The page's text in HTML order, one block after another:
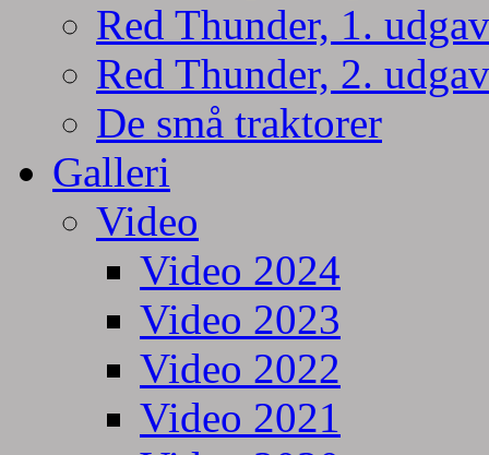
Red Thunder, 1.
Red Thunder, 2.
De små traktorer
Galleri
Video
Video 2024
Video 2023
Video 2022
Video 2021